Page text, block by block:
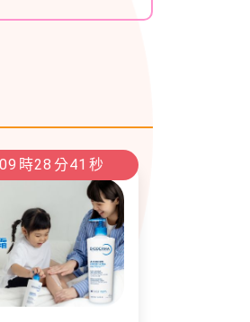
09 時28 分40 秒